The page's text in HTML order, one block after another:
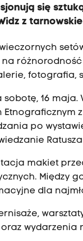
się
z
fotografia,
16 maja.
po
makiet
Między
dla
wydarzenia